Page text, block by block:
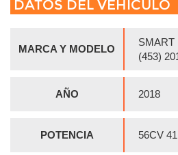
DATOS DEL VEHÍCULO
MARCA Y MODELO
SMART
(453)
AÑO 2018
POTENCIA 56CV